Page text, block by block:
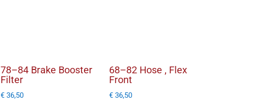
78–84 Brake Booster
Filter
€ 36,50
68–82 Hose , Flex
Front
€36,50